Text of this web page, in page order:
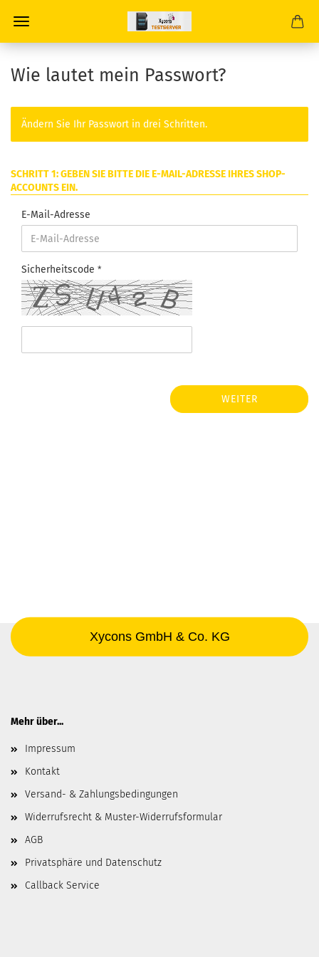
Wie lautet mein Passwort?
Ändern Sie Ihr Passwort in drei Schritten.
SCHRITT 1: GEBEN SIE BITTE DIE E-MAIL-ADRESSE IHRES SHOP-
ACCOUNTS EIN.
E-Mail-Adresse
Sicherheitscode
WEITER
Xycons GmbH & Co. KG
Mehr über...
Impressum
Kontakt
Versand- & Zahlungsbedingungen
Widerrufsrecht & Muster-Widerrufsformular
AGB
Privatsphäre und Datenschutz
Callback Service